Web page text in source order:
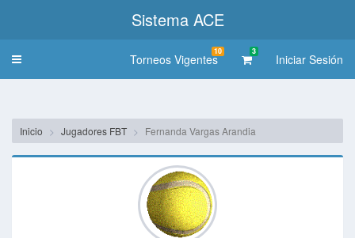
Sistema ACE
Toggle
Torneos Vigentes
10 3
Iniciar Sesión
Inicio Jugadores FBT Fernanda Vargas Arandia